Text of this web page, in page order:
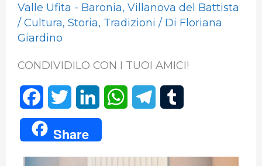
Valle Ufita - Baronia, Villanova del Battista
/Cultura, Storia, Tradizioni / Di Floriana
Giardino
CONDIVIDILO CON I TUOI AMICI!
a
c
w
i
i
n
W
Share